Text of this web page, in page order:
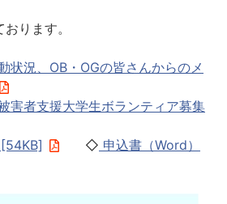
おります。
状況、OB・OGの皆さんからのメ
害者支援大学生ボランティア募集
◇ 申込書（Word）